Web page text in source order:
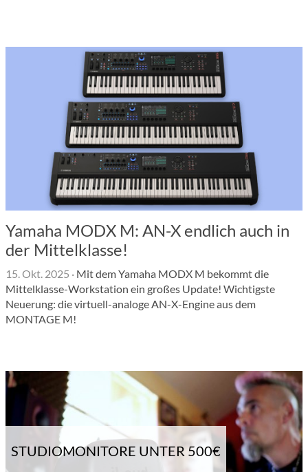
Yamaha MODX M: AN-X endlich auch in
der Mittelklasse!
15. Okt. 2025 · Mit dem Yamaha MODX M bekommt die
Mittelklasse-Workstation ein großes Update! Wichtigste
Neuerung: die virtuell-analoge AN-X-Engine aus dem
MONTAGE M!
STUDIOMONITORE UNTER 500€